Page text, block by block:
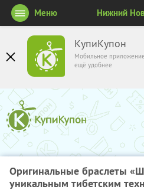
КупиКупон
Мобильное приложение
ещё удобнее
Меню Нижний
Оригинальные браслеты
уникальным тибетским